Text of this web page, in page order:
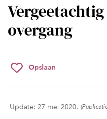
overgang
Opslaan
Update: 27 mei 2020.